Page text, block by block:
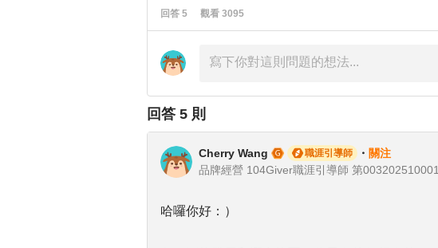
回答 5 觀看 3095
回答 5 則
Cherry Wang 職涯引導師 ・ 關注
品牌經營 104Giver職涯引導師 第003202510001
哈囉你好：）